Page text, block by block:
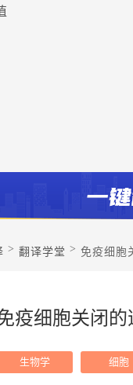
> 翻译学堂 > 免疫细胞
疫细胞关闭
生物学 细胞